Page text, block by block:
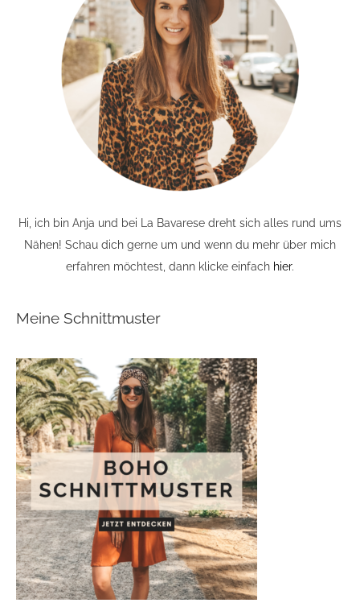
Hi, ich bin Anja und bei La Bavarese dreht sich alles rund ums
Nähen! Schau dich gerne um und wenn du mehr über mich
erfahren möchtest, dann klicke einfach hier.
Meine Schnittmuster